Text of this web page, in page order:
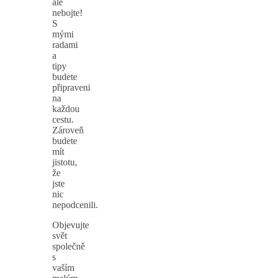
nebojte!
S
mými
radami
a
tipy
budete
připraveni
na
každou
cestu.
Zároveň
budete
mít
jistotu,
že
jste
nic
nepodcenili.
Objevujte
svět
společně
s
vaším